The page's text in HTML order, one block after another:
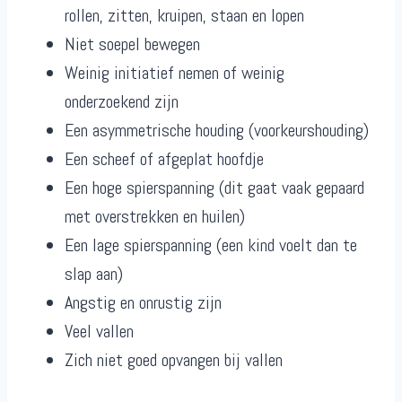
rollen, zitten, kruipen, staan en lopen
Niet soepel bewegen
Weinig initiatief nemen of weinig
onderzoekend zijn
Een asymmetrische houding (voorkeurshouding)
Een scheef of afgeplat hoofdje
Een hoge spierspanning (dit gaat vaak gepaard
met overstrekken en huilen)
Een lage spierspanning (een kind voelt dan te
slap aan)
Angstig en onrustig zijn
Veel vallen
Zich niet goed opvangen bij vallen